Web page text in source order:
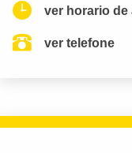
ver horario de
ver telefone